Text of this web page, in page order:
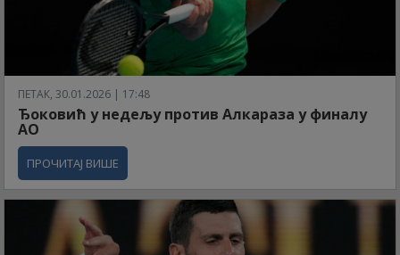
ПЕТАК, 30.01.2026 | 17:48
Ђоковић у недељу против Алкараза у финалу
АО
ПРОЧИТАЈ ВИШЕ